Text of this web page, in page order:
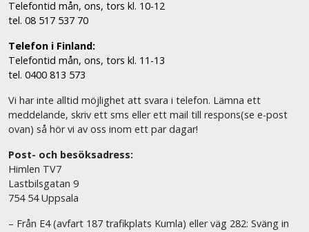
Telefontid mån, ons, tors kl. 10-12
tel. 08 517 537 70
Telefon i Finland:
Telefontid mån, ons, tors kl. 11-13
tel. 0400 813 573
Vi har inte alltid möjlighet att svara i telefon. Lämna ett
meddelande, skriv ett sms eller ett mail till respons(se e-post
ovan) så hör vi av oss inom ett par dagar!
Post- och besöksadress:
Himlen TV7
Lastbilsgatan 9
754 54 Uppsala
– Från E4 (avfart 187 trafikplats Kumla) eller väg 282: Sväng in